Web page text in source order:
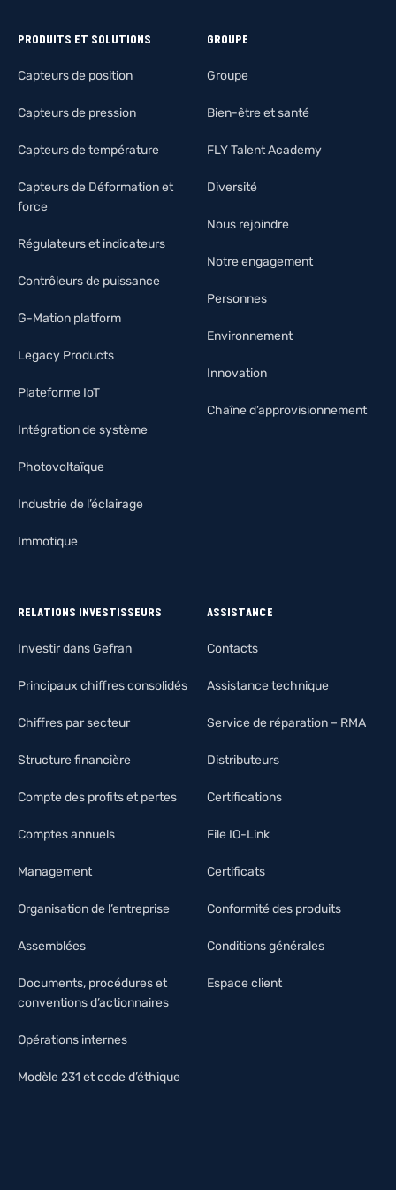
PRODUITS ET SOLUTIONS
Capteurs de position
Capteurs de pression
Capteurs de température
Capteurs de Déformation et
force
Régulateurs et indicateurs
Contrôleurs de puissance
G-Mation platform
Legacy Products
Plateforme IoT
Intégration de système
Photovoltaïque
Industrie de l’éclairage
Immotique
GROUPE
Groupe
Bien-être et santé
FLY Talent Academy
Diversité
Nous rejoindre
Notre engagement
Personnes
Environnement
Innovation
Chaîne d’approvisionnement
RELATIONS INVESTISSEURS
Investir dans Gefran
Principaux chiffres consolidés
Chiffres par secteur
Structure financière
Compte des profits et pertes
Comptes annuels
Management
Organisation de l’entreprise
Assemblées
Documents, procédures et
conventions d’actionnaires
Opérations internes
Modèle 231 et code d’éthique
ASSISTANCE
Contacts
Assistance technique
Service de réparation – RMA
Distributeurs
Certifications
File IO-Link
Certificats
Conformité des produits
Conditions générales
Espace client